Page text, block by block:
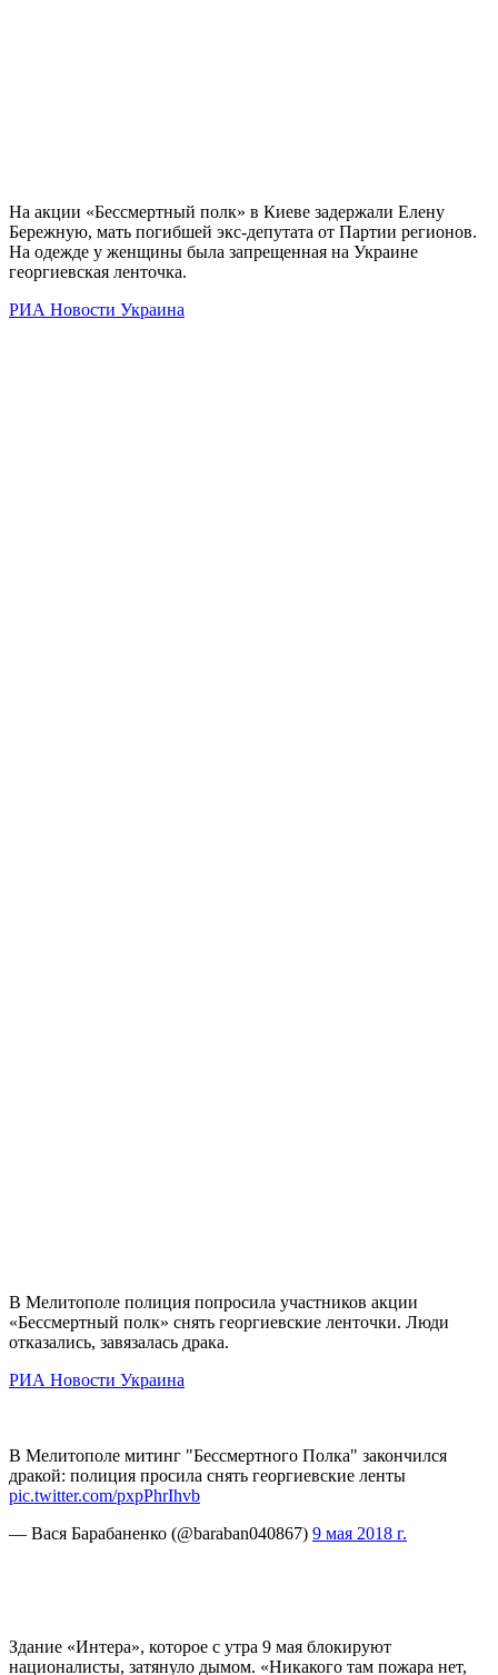
На акции «Бессмертный полк» в Киеве задержали Елену
Бережную, мать погибшей экс-депутата от Партии регионов.
На одежде у женщины была запрещенная на Украине
георгиевская ленточка.
РИА Новости Украина
В Мелитополе полиция попросила участников акции
«Бессмертный полк» снять георгиевские ленточки. Люди
отказались, завязалась драка.
РИА Новости Украина
В Мелитополе митинг "Бессмертного Полка" закончился
дракой: полиция просила снять георгиевские ленты
pic.twitter.com/pxpPhrIhvb
— Вася Барабаненко (@baraban040867) 9 мая 2018 г.
Здание «Интера», которое с утра 9 мая блокируют
националисты, затянуло дымом. «Никакого там пожара нет,